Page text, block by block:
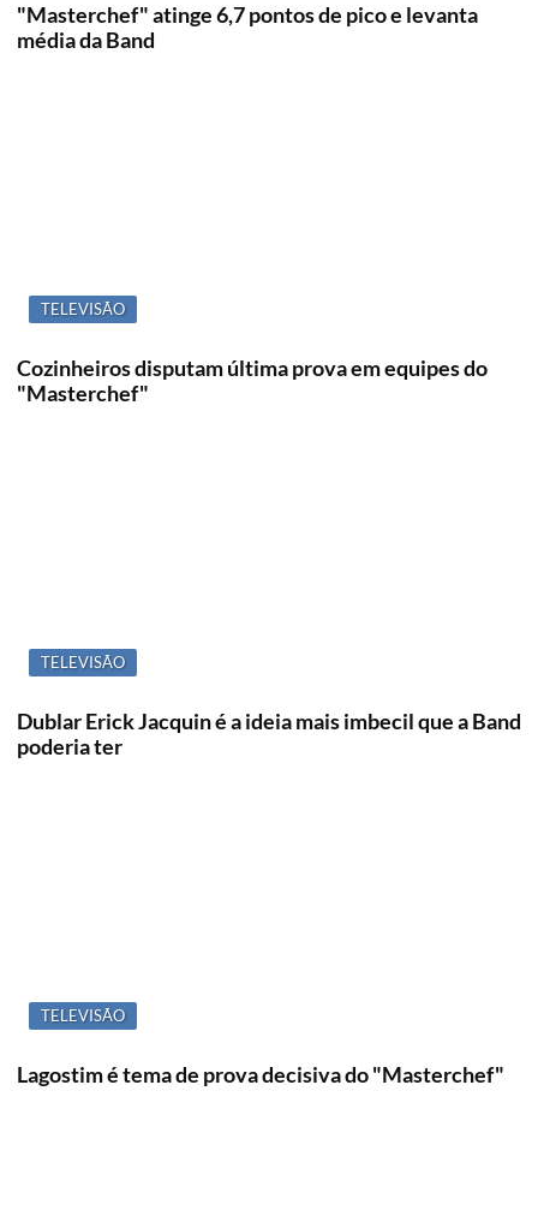
"Masterchef" atinge 6,7 pontos de pico e levanta
média da Band
TELEVISÃO
Cozinheiros disputam última prova em equipes do
"Masterchef"
TELEVISÃO
Dublar Erick Jacquin é a ideia mais imbecil que a Band
poderia ter
TELEVISÃO
Lagostim é tema de prova decisiva do "Masterchef"